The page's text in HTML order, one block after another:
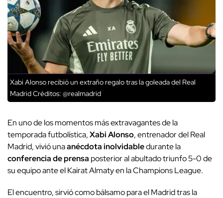
Xabi Alonso recibió un extraño regalo tras la goleada del Real
MadridCréditos: @realmadrid
En uno de los momentos más extravagantes de la
temporada futbolística,Xabi Alonso, entrenador del Real
Madrid, vivió unaanécdota inolvidabledurante la
conferencia de prensa posterior al abultado triunfo 5-0 de
su equipo ante el Kairat Almaty en la Champions League.
El encuentro, sirvió como bálsamo para el Madrid tras la